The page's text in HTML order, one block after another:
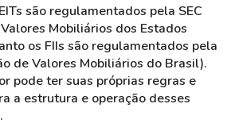
são regulamentados pela SEC
Mobiliários dos Estados
os FIIs são regulamentados pela
de Valores Mobiliários do Brasil).
pode ter suas próprias regras e
a estrutura e operação desses